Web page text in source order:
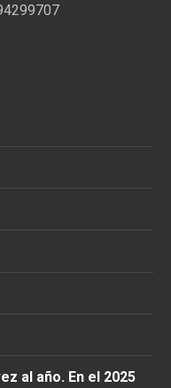
al año. En el 2025